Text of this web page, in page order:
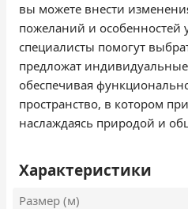
вы можете внести
пожеланий и особенностей
специалисты помогут
предложат
обеспечивая
пространство, в котором
наслаждаясь природой и
Характеристики
Размер (м)